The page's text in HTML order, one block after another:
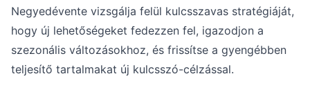
Negyedévente vizsgálja felül kulcsszavas stratégiáját,
hogy új lehetőségeket fedezzen fel, igazodjon a
szezonális változásokhoz, és frissítse a gyengébben
teljesítő tartalmakat új kulcsszó-célzással.